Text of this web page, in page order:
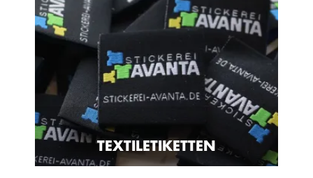
TEXTILETIKETTEN